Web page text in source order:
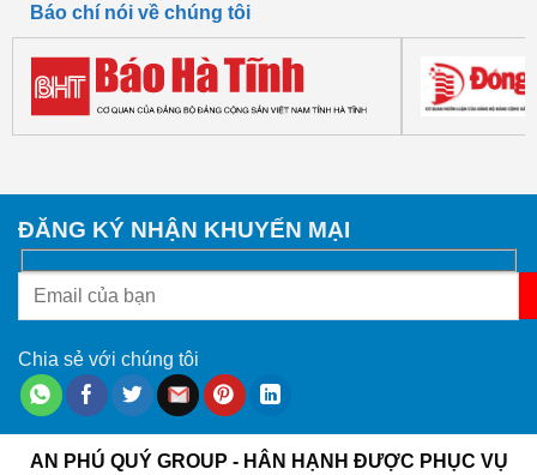
Báo chí nói về chúng tôi
ĐĂNG KÝ NHẬN KHUYẾN MẠI
Chia sẻ với chúng tôi
AN PHÚ QUÝ GROUP - HÂN HẠNH ĐƯỢC PHỤC VỤ